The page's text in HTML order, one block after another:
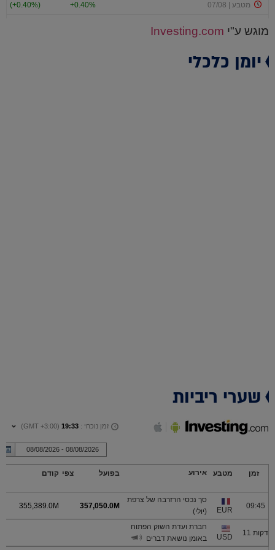
מוגש ע"י Investing.com
יומן כלכלי
שערי ריביות